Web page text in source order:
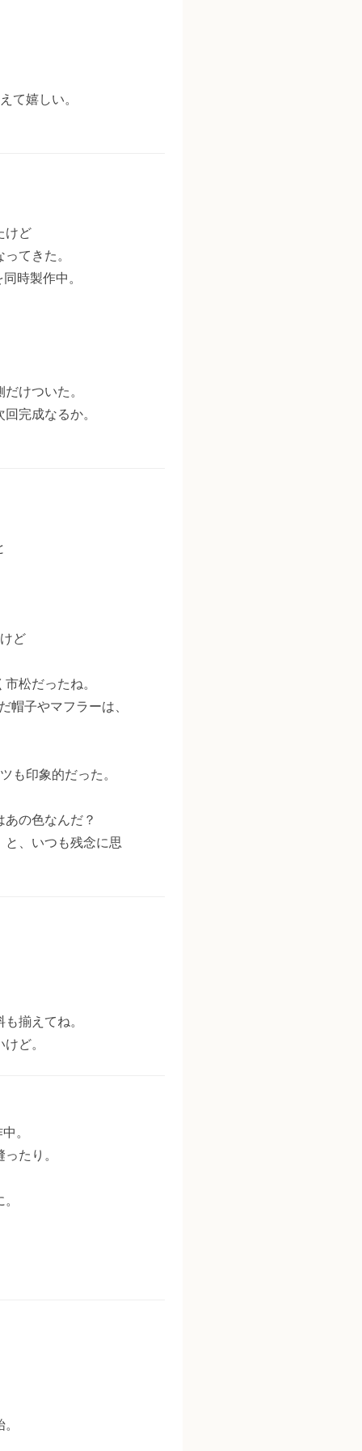
て嬉しい。
けど
てきた。
時製作中。
けついた。
完成なるか。
ど
松だったね。
子やマフラーは、
も印象的だった。
の色なんだ？
、いつも残念に思
揃えてね。
ど。
。
たり。